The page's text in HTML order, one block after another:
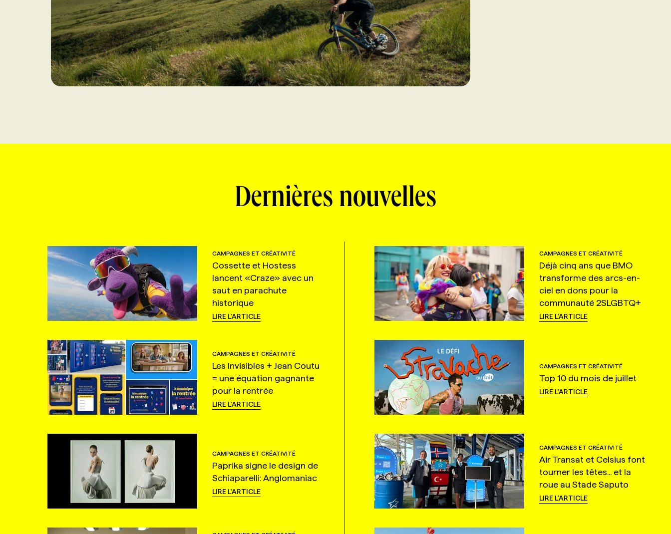
Dernières nouvelles
CAMPAGNES ET CRÉATIVITÉ
Cossette et Hostess
lancent «Craze» avec un
saut en parachute
historique
LIRE L'ARTICLE
CAMPAGNES ET CRÉATIVITÉ
Déjà cinq ans que BMO
transforme des arcs-en-
ciel en dons pour la
communauté 2SLGBTQ+
LIRE L'ARTICLE
CAMPAGNES ET CRÉATIVITÉ
Les Invisibles + Jean Coutu
= une équation gagnante
pour la rentrée
LIRE L'ARTICLE
CAMPAGNES ET CRÉATIVITÉ
Top 10 du mois de juillet
LIRE L'ARTICLE
CAMPAGNES ET CRÉATIVITÉ
Paprika signe le design de
Schiaparelli: Anglomaniac
LIRE L'ARTICLE
CAMPAGNES ET CRÉATIVITÉ
Air Transat et Celsius font
tourner les têtes... et la
roue au Stade Saputo
LIRE L'ARTICLE